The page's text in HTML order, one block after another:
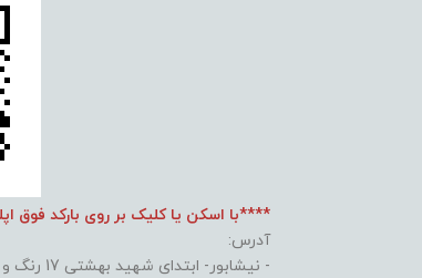
****با اسکن یا کلیک بر روی بارکد فوق
آدرس:
- نیشابور- ابتدای شهید بهشتی 17 رنگ و ابزار علی نژاد